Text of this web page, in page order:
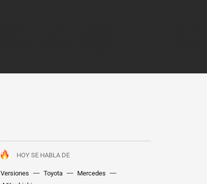
HOY SE HABLA DE
Versiones Toyota
Mercedes